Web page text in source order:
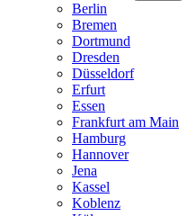
Berlin
Bremen
Dortmund
Dresden
Düsseldorf
Erfurt
Essen
Frankfurt am Main
Hamburg
Hannover
Jena
Kassel
Koblenz